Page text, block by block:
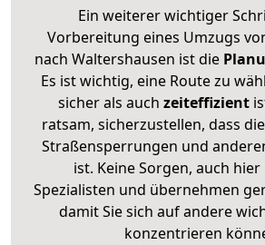
Ein weiterer wichtiger
Vorbereitung eines Umzugs
nach Waltershausen ist die
Es ist wichtig, eine Route zu
sicher als auch zeiteffizient
ratsam, sicherzustellen, dass
Straßensperrungen und
ist. Keine Sorgen, auch
Spezialisten und übernehmen
damit Sie sich auf andere
konzentrieren